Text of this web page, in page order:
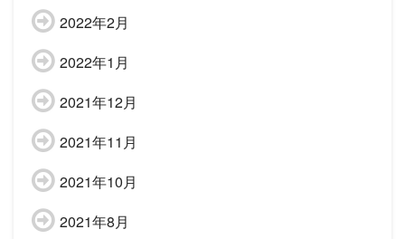
2022年2月
2022年1月
2021年12月
2021年11月
2021年10月
2021年8月